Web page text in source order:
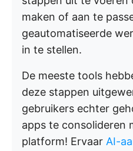
maken of aan te
geautomatiseerde
in te stellen.
De meeste tools
deze stappen
gebruikers echter
apps te consolideren
platform! Ervaar AI-